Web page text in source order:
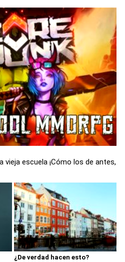
vieja escuela ¡Cómo los de antes,
¿De verdad hacen esto?